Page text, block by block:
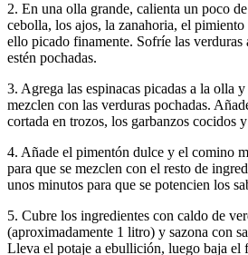
2. En una olla grande, calienta un poco
cebolla, los ajos, la zanahoria, el
ello picado finamente. Sofríe las verduras
estén pochadas.
3. Agrega las espinacas picadas a la olla
mezclen con las verduras pochadas.
cortada en trozos, los garbanzos cocidos
4. Añade el pimentón dulce y el comino
para que se mezclen con el resto de
unos minutos para que se potencien los
5. Cubre los ingredientes con caldo de
(aproximadamente 1 litro) y sazona con
Lleva el potaje a ebullición, luego baja el